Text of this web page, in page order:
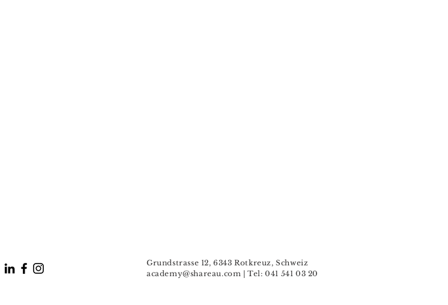
Grundstrasse 12, 6343 Rotkreuz, Schweiz
academy@shareau.com | Tel: 041 541 03 20